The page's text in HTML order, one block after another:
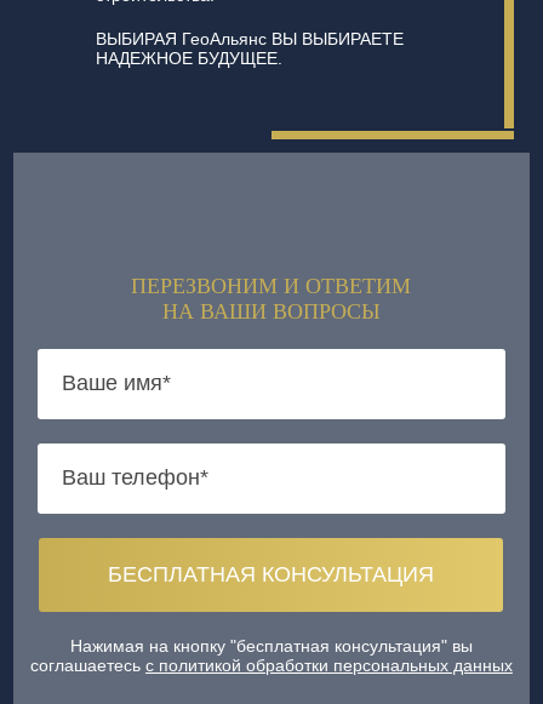
ВЫБИРАЯ ГеоАльянс ВЫ ВЫБИРАЕТЕ
НАДЕЖНОЕ БУДУЩЕЕ.
ПЕРЕЗВОНИМ И ОТВЕТИМ
НА ВАШИ ВОПРОСЫ
Нажимая на кнопку "бесплатная консультация" вы
соглашаетесь с политикой обработки персональных данных